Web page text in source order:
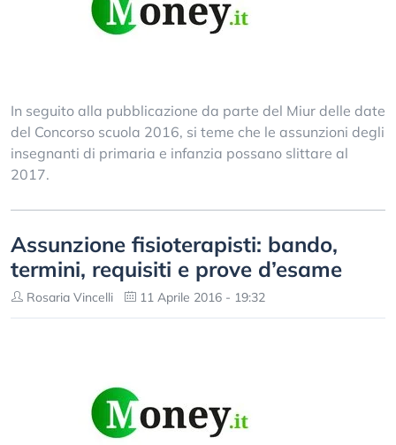
In seguito alla pubblicazione da parte del Miur delle date
del Concorso scuola 2016, si teme che le assunzioni degli
insegnanti di primaria e infanzia possano slittare al
2017.
Assunzione fisioterapisti: bando,
termini, requisiti e prove d’esame
Rosaria Vincelli 11 Aprile 2016 - 19:32